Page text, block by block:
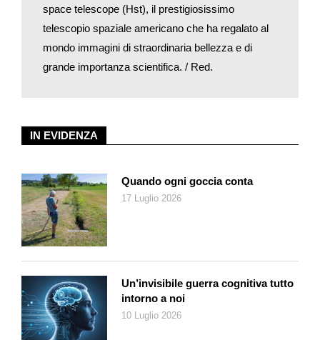
catalogavano circa 2700 satelliti operativi e 8800 tonnellate di
detriti spaziali. Di questi 1950 erano gli ultimi stadi dei razzi,
2850 i satelliti morti, 34mila i frammenti di 10 cm, 900mila quelli
più piccoli non possono essere monitorati. Ma negli ultimi anni
SpaceX, sta lanciando in orbite basse una nuova costellazione
di satelliti chiamata Starlink, che permetterà di portare Internet
piazzato in orbita più di 1100 satelliti e ha già ottenuto dalla
Fcc, la Commissione americana responsabile delle licenze,
l’autorizzazione a lanciare 12mila satelliti di questo tipo. Il
trenino luminoso di Starlink, nel 2021, minacciò per 2 volte la
Stazione spaziale Tiangong, suscitando una protesta ufficiale
della Cina presso l’Onu. Il Trattato sullo Spazio extra-
atmosferico, sottoscritto dalle potenze interessate, ha sancito i
fondamenti del diritto spaziale internazionale per le Nazioni, ma
non prevedeva l’ingresso dei privati. Oggi ci si muove in una
zona grigia ancora da definire con ulteriori accordi
IN EVIDENZA
Quando ogni goccia conta
17 Luglio 2026
Un’invisibile guerra cognitiva tutto
intorno a noi
10 Luglio 2026
space telescope (Hst), il prestigiosissimo
telescopio spaziale americano che ha regalato al
mondo immagini di straordinaria bellezza e di
grande importanza scientifica. / Red.